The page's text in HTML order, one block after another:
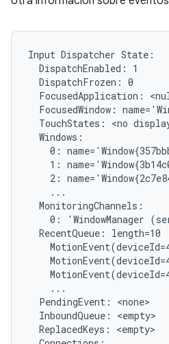
Input Dispatcher State:
  DispatchEnabled: 1
  DispatchFrozen: 0
FocusedApplication:
FocusedWindow:
TouchStates: <no
  Windows:
0:
1:
2:
    ...
  MonitoringChannels:
0: 'WindowManager
  RecentQueue: length=10
    ...
  PendingEvent: <none>
  InboundQueue: <empty>
  ReplacedKeys: <empty>